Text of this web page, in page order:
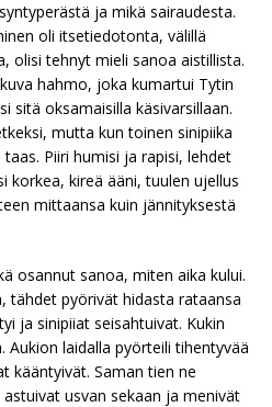
ja mikä sairaudesta.
oli itsetiedotonta, välillä
olisi tehnyt mieli sanoa aistillista.
hahmo, joka kumartui Tytin
sitä oksamaisilla käsivarsillaan.
mutta kun toinen sinipiika
Piiri humisi ja rapisi, lehdet
korkea, kireä ääni, tuulen ujellus
mittaansa kuin jännityksestä
osannut sanoa, miten aika kului.
tähdet pyörivät hidasta rataansa
ja sinipiiat seisahtuivat. Kukin
Aukion laidalla pyörteili tihentyvää
kääntyivät. Saman tien ne
usvan sekaan ja menivät